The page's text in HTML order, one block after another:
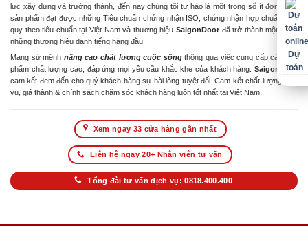
lực xây dựng và trưởng thành, đến nay chúng tôi tự hào là một trong số ít đơn vị có
sản phẩm đạt được những Tiêu chuẩn chứng nhận ISO, chứng nhận hợp chuẩn hợp
quy theo tiêu chuẩn tại Việt Nam và thương hiệu SaigonDoor đã trở thành một trong
những thương hiệu danh tiếng hàng đầu.
Mang sứ mệnh nâng cao chất lượng cuộc sốngthông qua việc cung cấp các sản
phẩm chất lượng cao, đáp ứng mọi yêu cầu khắc khe của khách hàng. SaigonDoor
cam kết đem đến cho quý khách hàng sự hài lòng tuyệt đối. Cam kết chất lượng dịch
vụ, giá thành & chính sách chăm sóc khách hàng luôn tốt nhất tại Việt Nam.
Xem ngay 33 cửa hàng gần nhất
Liên hệ ngay 20+ Nhân viên tư vấn
Tổng đài tư vấn dịch vụ: 0818.400.400
Dự
toán